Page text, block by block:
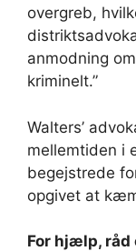
overgreb,
anmodning
kriminelt.”
Walters’
mellemtiden i
begejstrede
opgivet at
For hjælp, råd